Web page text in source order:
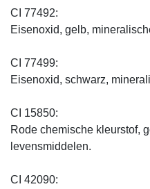
CI 77492:
Eisenoxid, gelb,
CI 77499:
Eisenoxid, schwarz,
CI 15850:
Rode chemische kleurstof,
levensmiddelen.
CI 42090: